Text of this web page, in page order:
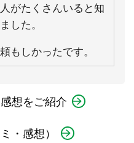
がたくさんいると知
した。
もしかったです。
想をご紹介
・感想）